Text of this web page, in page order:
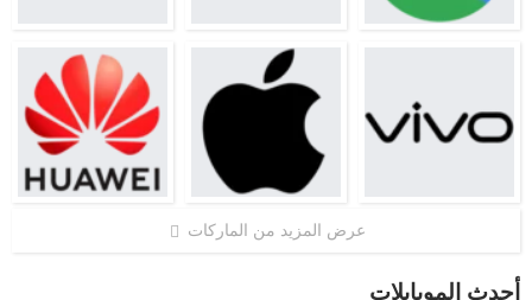
عرض المزيد من الماركات
أحدث الموبايلات